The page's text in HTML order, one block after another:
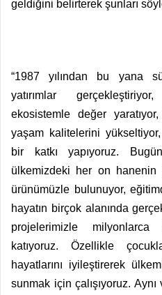
geldiğini belirterek şunları
“1987 yılından bu yana
yatırımlar
ekosistemle değer
yaşam kalitelerini
bir katkı yapıyoruz.
ülkemizdeki her on
ürünümüzle bulunuyor,
hayatın birçok alanında
projelerimizle
katıyoruz. Özellikle
hayatlarını iyileştirerek
sunmak için çalışıyoruz.